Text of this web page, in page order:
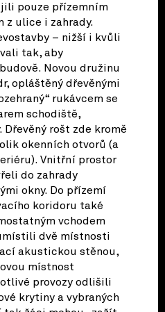
pouze přízemním
z ulice i zahrady.
– nižší i kvůli
tak, aby
Novou družinu
opláštěný dřevěnými
rukávcem se
schodiště,
rošt zde kromě
okenních otvorů (a
Vnitřní prostor
do zahrady
okny. Do přízemí
koridoru také
vchodem
dvě místnosti
akustickou stěnou,
místnost
provozy odlišili
krytiny a vybraných